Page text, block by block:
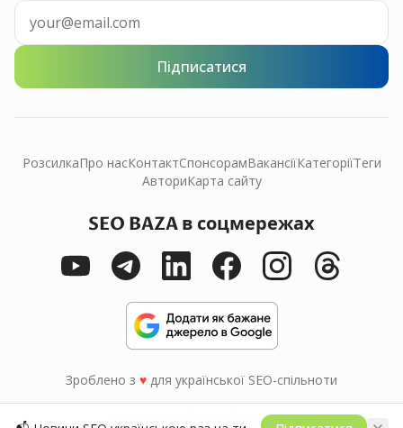
Підписатися
РозсилкаПро насКонтактСпонсорамВакансіїКатегоріїТеги
АвториКарта сайту
SEO BAZA в соцмережах
Зроблено з ♥ для української SEO-спільноти
Умови